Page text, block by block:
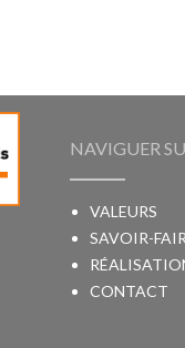
NAVIGUER
VALEURS
SAVOIR-
CONTACT